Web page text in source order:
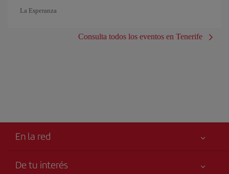
La Esperanza
Consulta todos los eventos en Tenerife
En la red
De tu interés